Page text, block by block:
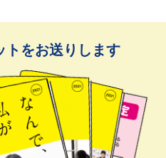
トをお送りします